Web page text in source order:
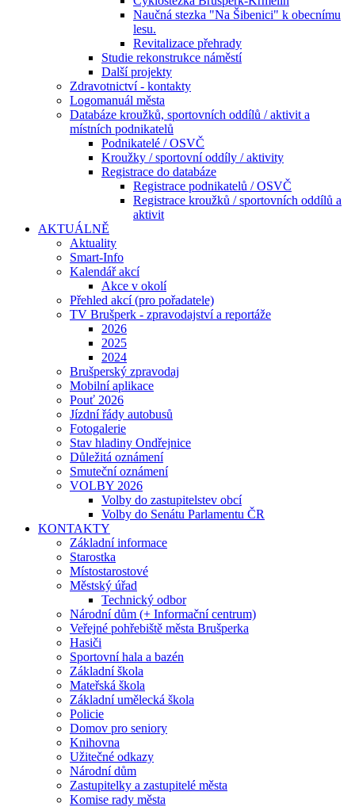
Naučná stezka "Na Šibenici" k obecnímu
lesu.
Revitalizace přehrady
Studie rekonstrukce náměstí
Další projekty
Zdravotnictví - kontakty
Logomanuál města
Databáze kroužků, sportovních oddílů / aktivit a
místních podnikatelů
Podnikatelé / OSVČ
Kroužky / sportovní oddíly / aktivity
Registrace do databáze
Registrace podnikatelů / OSVČ
Registrace kroužků / sportovních oddílů a
aktivit
AKTUÁLNĚ
Aktuality
Smart-Info
Kalendář akcí
Akce v okolí
Přehled akcí (pro pořadatele)
TV Brušperk - zpravodajství a reportáže
2026
2025
2024
Brušperský zpravodaj
Mobilní aplikace
Pouť 2026
Jízdní řády autobusů
Fotogalerie
Stav hladiny Ondřejnice
Důležitá oznámení
Smuteční oznámení
VOLBY 2026
Volby do zastupitelstev obcí
Volby do Senátu Parlamentu ČR
KONTAKTY
Základní informace
Starostka
Místostarostové
Městský úřad
Technický odbor
Národní dům (+ Informační centrum)
Veřejné pohřebiště města Brušperka
Hasiči
Sportovní hala a bazén
Základní škola
Mateřská škola
Základní umělecká škola
Policie
Domov pro seniory
Knihovna
Užitečné odkazy
Národní dům
Zastupitelky a zastupitelé města
Komise rady města